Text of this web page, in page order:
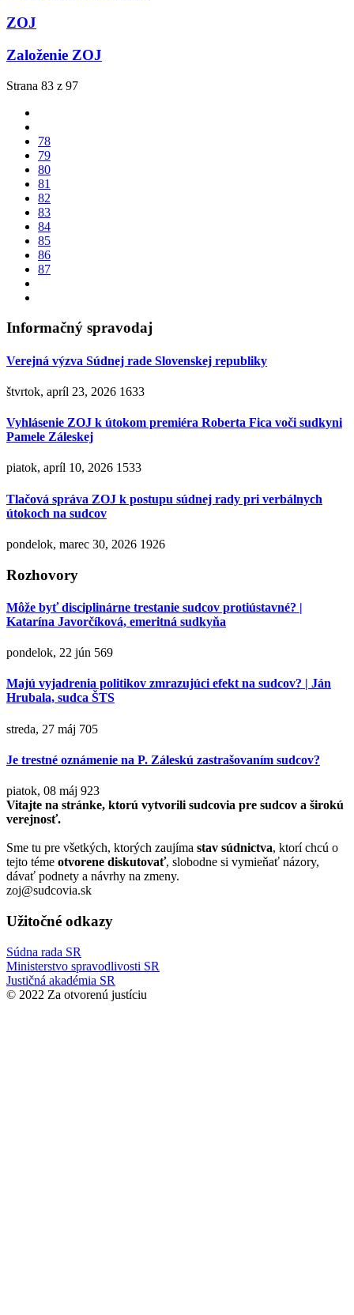
ZOJ
Založenie ZOJ
Strana 83 z 97
78
79
80
81
82
83
84
85
86
87
Informačný spravodaj
Verejná výzva Súdnej rade Slovenskej republiky
štvrtok, apríl 23, 2026 1633
Vyhlásenie ZOJ k útokom premiéra Roberta Fica voči sudkyni
Pamele Záleskej
piatok, apríl 10, 2026 1533
Tlačová správa ZOJ k postupu súdnej rady pri verbálnych
útokoch na sudcov
pondelok, marec 30, 2026 1926
Rozhovory
Môže byť disciplinárne trestanie sudcov protiústavné? |
Katarína Javorčíková, emeritná sudkyňa
pondelok, 22 jún 569
Majú vyjadrenia politikov zmrazujúci efekt na sudcov? | Ján
Hrubala, sudca ŠTS
streda, 27 máj 705
Je trestné oznámenie na P. Záleskú zastrašovaním sudcov?
piatok, 08 máj 923
Vitajte na stránke, ktorú vytvorili sudcovia pre sudcov a širokú
verejnosť.
Sme tu pre všetkých, ktorých zaujíma stav súdnictva, ktorí chcú o
tejto téme otvorene diskutovať, slobodne si vymieňať názory,
dávať podnety a návrhy na zmeny.
zoj@sudcovia.sk
Užitočné odkazy
Súdna rada SR
Ministerstvo spravodlivosti SR
Justičná akadémia SR
© 2022 Za otvorenú justíciu